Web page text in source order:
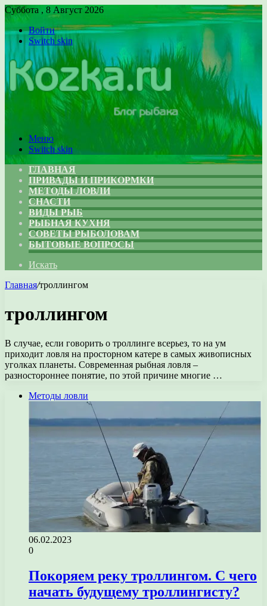
Суббота , 8 Август 2026
Войти
Switch skin
Меню
Switch skin
ГЛАВНАЯ
ПРИВАДЫ И ПРИКОРМКИ
МЕТОДЫ ЛОВЛИ
СНАСТИ
ВИДЫ РЫБ
РЫБНАЯ КУХНЯ
СОВЕТЫ РЫБОЛОВАМ
БЫТОВЫЕ ВОПРОСЫ
Искать
Главная/троллингом
троллингом
В случае, если говорить о троллинге всерьез, то на ум
приходит ловля на просторном катере в самых живописных
уголках планеты. Современная рыбная ловля –
разностороннее понятие, по этой причине многие …
Методы ловли
06.02.2023
0
Покоряем реку троллингом. С чего
начать будущему троллингисту?